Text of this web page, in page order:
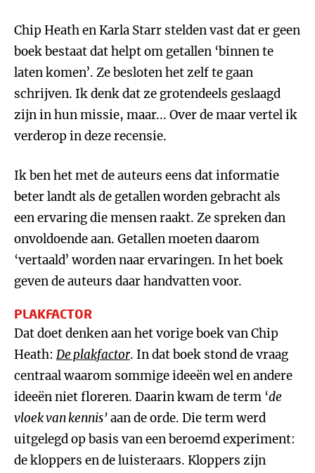
Chip Heath en Karla Starr stelden vast dat er geen
boek bestaat dat helpt om getallen ‘binnen te
laten komen’. Ze besloten het zelf te gaan
schrijven. Ik denk dat ze grotendeels geslaagd
zijn in hun missie, maar... Over de maar vertel ik
verderop in deze recensie.
Ik ben het met de auteurs eens dat informatie
beter landt als de getallen worden gebracht als
een ervaring die mensen raakt. Ze spreken dan
onvoldoende aan. Getallen moeten daarom
‘vertaald’ worden naar ervaringen. In het boek
geven de auteurs daar handvatten voor.
PLAKFACTOR
Dat doet denken aan het vorige boek van Chip
Heath: De plakfactor. In dat boek stond de vraag
centraal waarom sommige ideeën wel en andere
ideeën niet floreren. Daarin kwam de term ‘de
vloek van kennis’aan de orde. Die term werd
uitgelegd op basis van een beroemd experiment:
de kloppers en de luisteraars. Kloppers zijn